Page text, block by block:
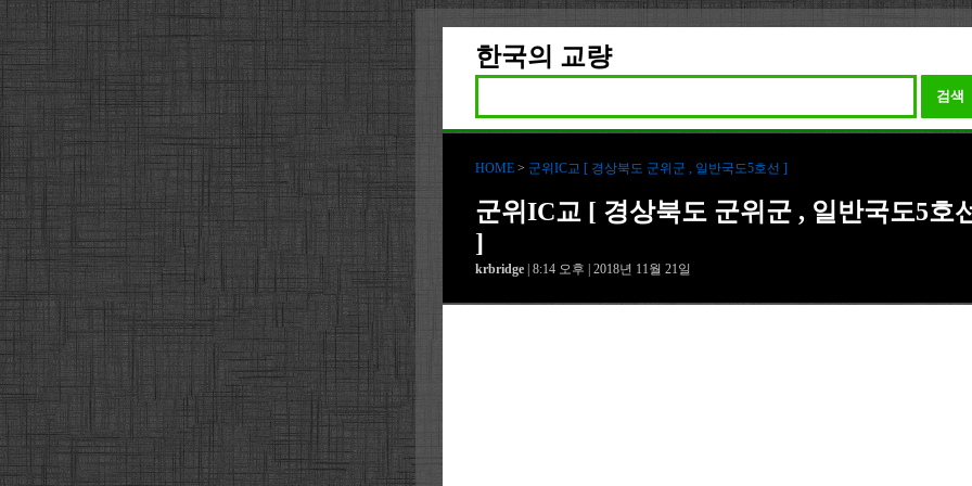
한국의 교량
검색
HOME > 군위IC교 [ 경상북도 군위군 , 일반국도5호선 ]
군위IC교 [ 경상북도 군위군 , 일반국도5호
]
krbridge | 8:14 오후 | 2018년 11월 21일